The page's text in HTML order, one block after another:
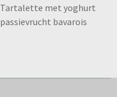
Tartalette met yoghurt
passievrucht bavarois